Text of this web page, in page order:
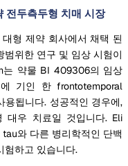
전두측두형 치매 시장
형 제약 회사에서 채택 된
위한 연구 및 임상 시험이
는 약물 BI 409306의 임상
기인 한 frontotemporal
됩니다. 성공적인 경우에,
대우 치료일 것입니다. Eli
와 다른 병리학적인 단백
험하고 있습니다.